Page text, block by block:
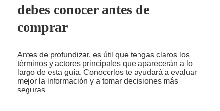
debes conocer antes de
comprar
Antes de profundizar, es útil que tengas claros los
términos y actores principales que aparecerán a lo
largo de esta guía. Conocerlos te ayudará a evaluar
mejor la información y a tomar decisiones más
seguras.